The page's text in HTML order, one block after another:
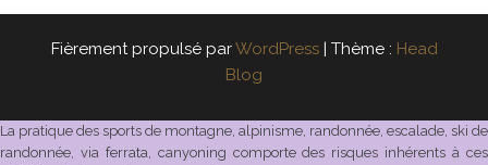
Fièrement propulsé parWordPress Thème : Head
Blog
La pratique des sports de montagne, alpinisme, randonnée, escalade, ski de
randonnée, via ferrata, canyoning comporte des risques inhérents à ces